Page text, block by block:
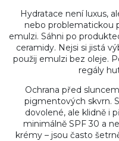
Hydratace není luxus,
nebo problematickou
emulzi. Sáhni po
ceramidy. Nejsi si jistá
použij emulzi bez oleje.
regály
Ochrana před
pigmentových skvrn.
dovolené, ale klidně i
minimálně SPF 30 a
krémy – jsou často